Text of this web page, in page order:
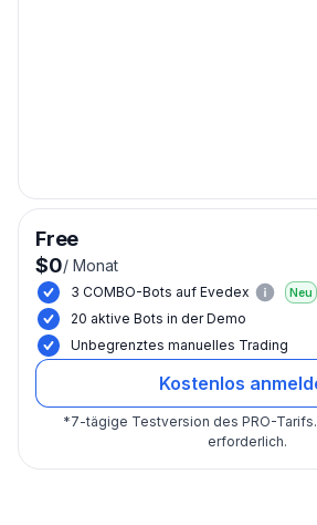
Free
$0/ Monat
3 COMBO-Bots auf Evedex Neu
20 aktive Bots in der Demo
Unbegrenztes manuelles Trading
Kostenlos
*7-tägige Testversion des PRO-Tarifs.
erforderlich.